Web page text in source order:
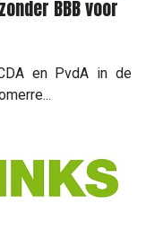
BBB voor
en PvdA in de